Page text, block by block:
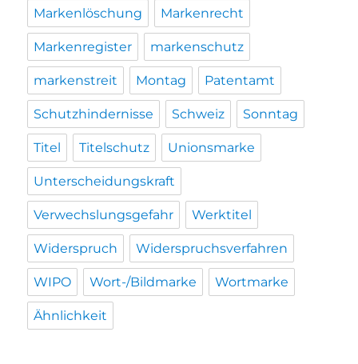
Markenlöschung Markenrecht
Markenregister markenschutz
markenstreit Montag Patentamt
Schutzhindernisse Schweiz Sonntag
Titel Titelschutz Unionsmarke
Unterscheidungskraft
Verwechslungsgefahr Werktitel
Widerspruch Widerspruchsverfahren
WIPO Wort-/Bildmarke Wortmarke
Ähnlichkeit